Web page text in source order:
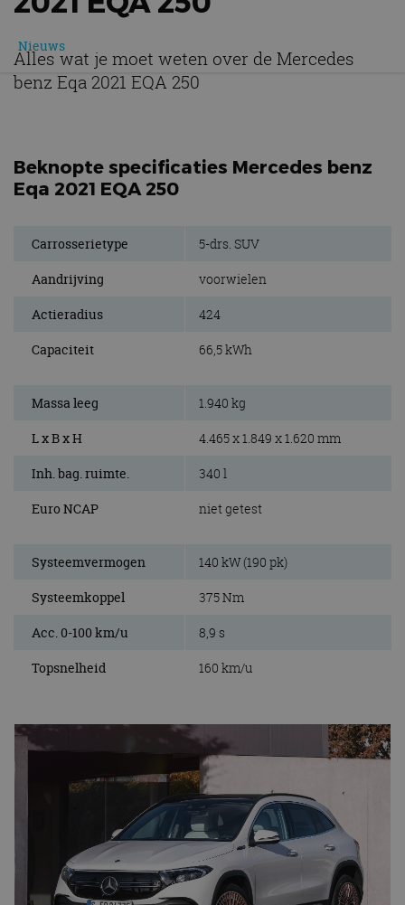
Nieuws
Alles wat je moet weten over de Mercedes
benz Eqa 2021 EQA 250
Beknopte specificaties Mercedes benz
Eqa 2021 EQA 250
Carrosserietype 5-drs. SUV
Aandrijving voorwielen
Actieradius 424
Capaciteit 66,5 kWh
Massa leeg 1.940 kg
L x B x H 4.465 x 1.849 x 1.620 mm
Inh. bag. ruimte. 340 l
Euro NCAP niet getest
Systeemvermogen 140 kW (190 pk)
Systeemkoppel 375 Nm
Acc. 0-100 km/u 8,9 s
Topsnelheid 160 km/u